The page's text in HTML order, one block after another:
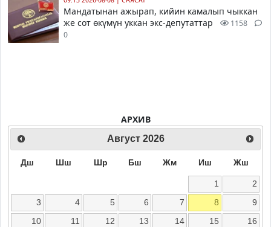
Мандатынан ажырап, кийин камалып чыккан
же сот өкүмүн уккан экс-депутаттар
1158
0
АРХИВ
Август 2026
Дш Шш Шр Бш Жм Иш Жш
1
2
3
4 5 6 7 8
9
10
11 12 13 14 15
16